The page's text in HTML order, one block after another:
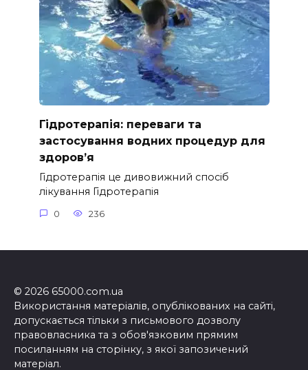
Гідротерапія: переваги та
застосування водних процедур для
здоров’я
Гідротерапія це дивовижний спосіб
лікування Гідротерапія
0 236
© 2026 65000.com.ua
Використання матеріалів, опублікованих на сайті,
допускається тільки з письмового дозволу
правовласника та з обов'язковим прямим
посиланням на сторінку, з якої запозичений
матеріал.